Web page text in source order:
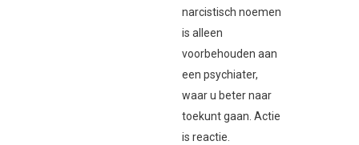
narcistisch noemen
is alleen
voorbehouden aan
een psychiater,
waar u beter naar
toekunt gaan. Actie
is reactie.